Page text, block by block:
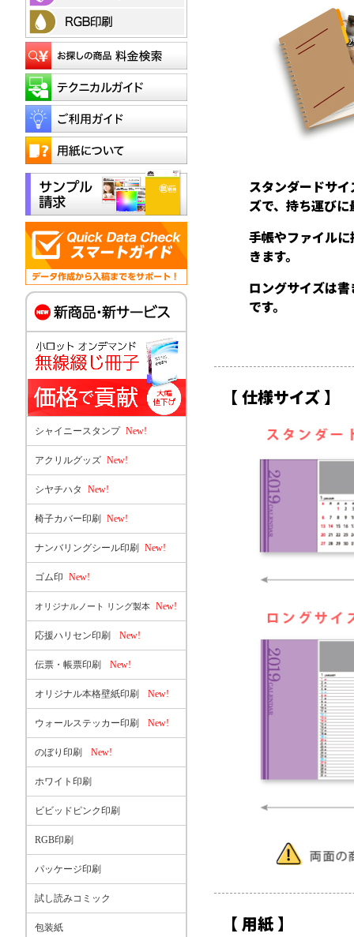
スタンダードサ
ズで、持ち運びに
手帳やファイル
きます。
ロングサイズは
です。
【 仕様サイズ 】
【 用紙 】
シャイニースタンプ New!
アクリルグッズ New!
シヤチハタ New!
椅子カバー印刷 New!
ナンバリングシール印刷 New!
ゴム印 New!
オリジナルノート リング製本 New!
応援ハリセン印刷 New!
伝票・帳票印刷 New!
オリジナル本格壁紙印刷 New!
ウォールステッカー印刷 New!
のぼり印刷 New!
ホワイト印刷
ビビッドピンク印刷
RGB印刷
パッケージ印刷
試し読みコミック
包装紙